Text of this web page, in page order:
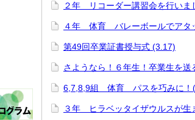
２年 リコーダー講習会を行いま
４年 体育 バレーボールでアタ
第49回卒業証書授与式 (3.17)
さようなら！６年生！卒業生を送
6,7,8,9組 体育 パスを巧みに！
３年 ヒラベッタイザウルスが生